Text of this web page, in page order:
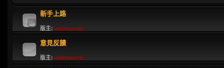
新手上路
版主: webmaster
意見反饋
版主: webmaster